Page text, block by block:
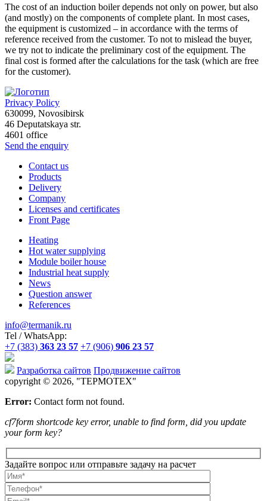
The cost of an induction boiler depends not only on power, but also
(and mostly) on the components of complete plant. In most cases,
the equipment is customized – in accordance with the terms of
reference received from the customer. To not to mislead the buyer,
we try not to indicate the preliminary cost of the equipment. The
final cost is formed after the calculations for the task (which are free
for the customer).
Privacy Policy
630099, Novosibirsk
46 Deputatskaya str.
4601 office
Send the enquiry
Contact us
Products
Delivery
Company
Licenses and certificates
Front Page
Heating
Hot water supplying
Module boiler house
Industrial heat supply
News
Question answer
References
info@termanik.ru
Tel / WhatsApp:
+7 (383) 363 23 57 +7 (906) 906 23 57
Разработка сайтов Продвижение сайтов
copyright © 2026, "ТЕРМОТЕХ"
Error: Contact form not found.
cf7form shortcode key error, unable to find form, did you update
your form key?
Задайте вопрос или отправьте задачу на расчет